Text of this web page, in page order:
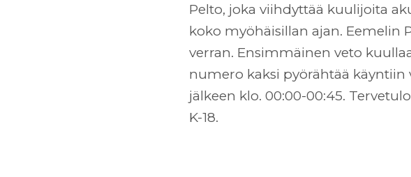
Pelto, joka viihdyttää kuulijoita
koko myöhäisillan ajan. Eemelin
verran. Ensimmäinen veto
numero kaksi pyörähtää
jälkeen klo. 00:00-00:45.
K-18.